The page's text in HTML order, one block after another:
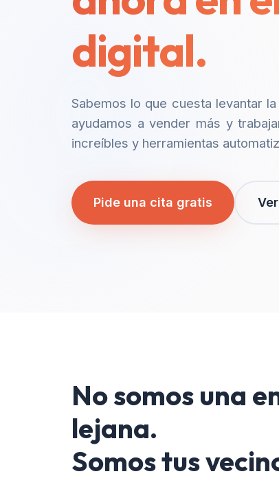
digital.
Sabemos lo que cuesta levantar
ayudamos a vender más y
increíbles y herramientas
Pide una cita gratis
No somos una
lejana.
Somos tus